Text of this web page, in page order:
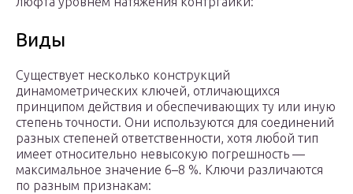
Виды
Существует несколько конструкций
динамометрических ключей, отличающихся
принципом действия и обеспечивающих ту или иную
степень точности. Они используются для соединений
разных степеней ответственности, хотя любой тип
имеет относительно невысокую погрешность —
максимальное значение 6–8 %. Ключи различаются
по разным признакам: